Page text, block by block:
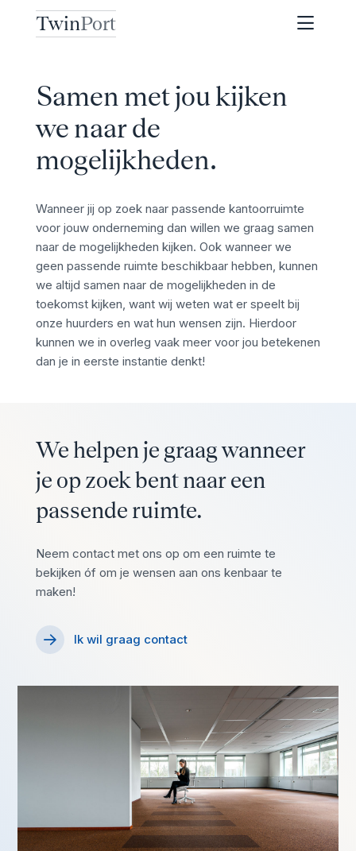
Samen met jou kijken
we naar de
mogelijkheden.
Wanneer jij op zoek naar passende kantoorruimte
voor jouw onderneming dan willen we graag samen
naar de mogelijkheden kijken. Ook wanneer we
geen passende ruimte beschikbaar hebben, kunnen
we altijd samen naar de mogelijkheden in de
toekomst kijken, want wij weten wat er speelt bij
onze huurders en wat hun wensen zijn. Hierdoor
kunnen we in overleg vaak meer voor jou betekenen
dan je in eerste instantie denkt!
We helpen je graag wanneer
je op zoek bent naar een
passende ruimte.
Neem contact met ons op om een ruimte te
bekijken óf om je wensen aan ons kenbaar te
maken!
Ik wil graag contact
TwinPort